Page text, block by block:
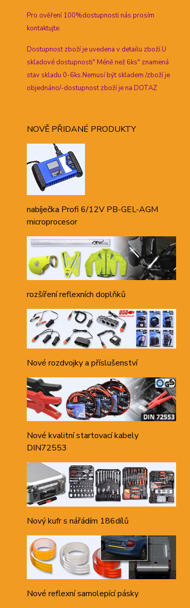
Pro ověření 100%dostupnosti nás prosím
kontaktujte.
Dostupnost zboží je uvedena v detailu zboží.U
skladové dostupnosti" Méně než 6ks" znamená
stav skladu 0-6ks.Nemusí být skladem /zboží je
objednáno/-dostupnost zboží je na DOTAZ
NOVĚ PŘIDANÉ PRODUKTY
nabíječka Profi 6/12V PB-GEL-AGM
microprocesor
rozšíření reflexních doplňků
Nové rozdvojky a příslušenství
Nové kvalitní startovací kabely
DIN72553
Nový kufr s nářádím 186dílů
Nové reflexní samolepící pásky